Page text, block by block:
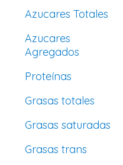
Azucares Totales
Azucares
Agregados
Proteínas
Grasas totales
Grasas saturadas
Grasas trans